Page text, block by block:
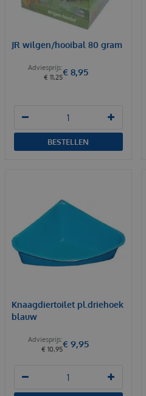
JR wilgen/hooibal 80 gram
€ 11,25€ 8,95
BESTELLEN
Knaagdiertoilet pl.driehoek
blauw
€ 10,95€ 9,95